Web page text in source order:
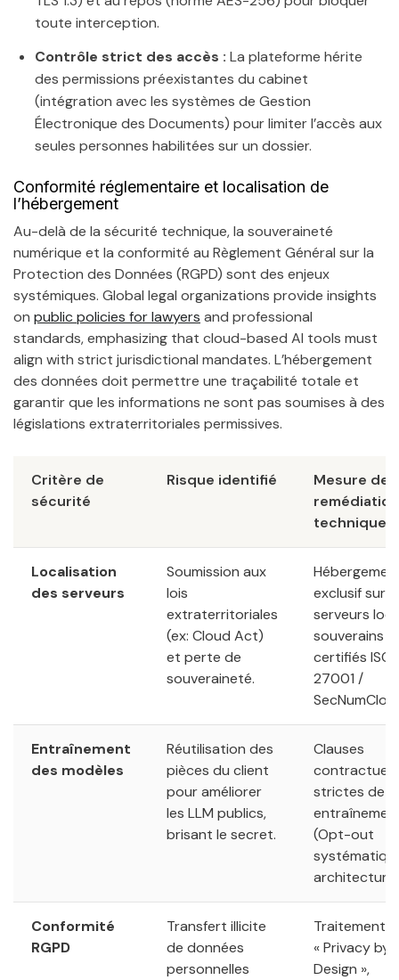
toute interception.
Contrôle strict des accès : La plateforme hérite
des permissions préexistantes du cabinet
(intégration avec les systèmes de Gestion
Électronique des Documents) pour limiter l’accès aux
seules personnes habilitées sur un dossier.
Conformité réglementaire et localisation de
l’hébergement
Au-delà de la sécurité technique, la souveraineté
numérique et la conformité au Règlement Général sur la
Protection des Données (RGPD) sont des enjeux
systémiques. Global legal organizations provide insights
on public policies for lawyers and professional
standards, emphasizing that cloud-based AI tools must
align with strict jurisdictional mandates. L’hébergement
des données doit permettre une traçabilité totale et
garantir que les informations ne sont pas soumises à des
législations extraterritoriales permissives.
Critère de
sécurité
Risque identifié
Mesure de
remédiation
technique
Localisation
des serveurs
Soumission aux
lois
extraterritoriales
(ex: Cloud Act)
et perte de
souveraineté.
exclusif sur
serveurs
souverains
certifiés ISO
27001 /
Entraînement
des modèles
Réutilisation des
pièces du client
pour améliorer
les LLM publics,
brisant le secret.
Clauses
strictes de
(Opt-out
architecture
Conformité
RGPD
Transfert illicite
de données
personnelles
Traitement
« Privacy by
Design »,